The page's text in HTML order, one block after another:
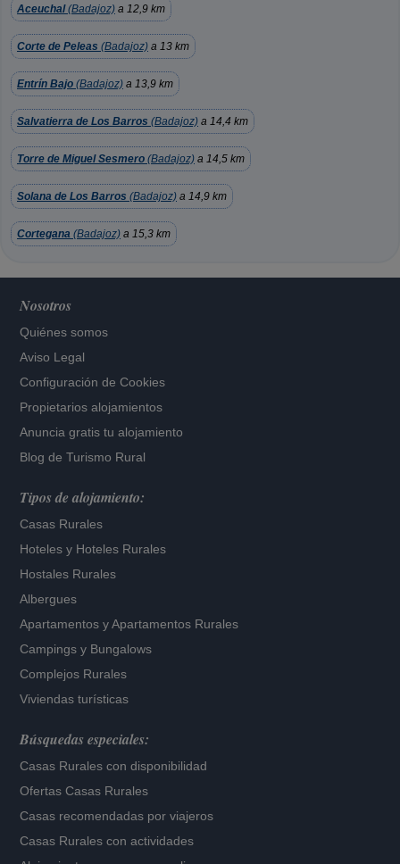
Aceuchal(Badajoz) a 12,9 km
Corte de Peleas (Badajoz) a 13 km
Entrín Bajo (Badajoz) a 13,9 km
Salvatierra de Los Barros (Badajoz) a 14,4 km
Torre de Miguel Sesmero (Badajoz) a 14,5 km
Solana de Los Barros (Badajoz) a 14,9 km
Cortegana (Badajoz) a 15,3 km
Nosotros
Quiénes somos
Aviso Legal
Configuración de Cookies
Propietarios alojamientos
Anuncia gratis tu alojamiento
Blog de Turismo Rural
Tipos de alojamiento:
Casas Rurales
Hoteles y Hoteles Rurales
Hostales Rurales
Albergues
Apartamentos yApartamentos Rurales
Campings y Bungalows
Complejos Rurales
Viviendas turísticas
Búsquedas especiales:
Casas Rurales con disponibilidad
Ofertas Casas Rurales
Casas recomendadas por viajeros
Casas Rurales con actividades